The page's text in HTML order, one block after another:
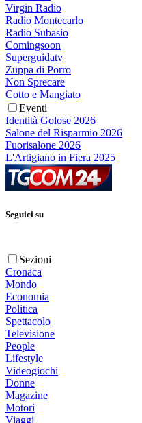
Virgin Radio
Radio Montecarlo
Radio Subasio
Comingsoon
Superguidatv
Zuppa di Porro
Non Sprecare
Cotto e Mangiato
Eventi
Identità Golose 2026
Salone del Risparmio 2026
Fuorisalone 2026
L'Artigiano in Fiera 2025
Seguici su
Sezioni
Cronaca
Mondo
Economia
Politica
Spettacolo
Televisione
People
Lifestyle
Videogiochi
Donne
Magazine
Motori
Viaggi